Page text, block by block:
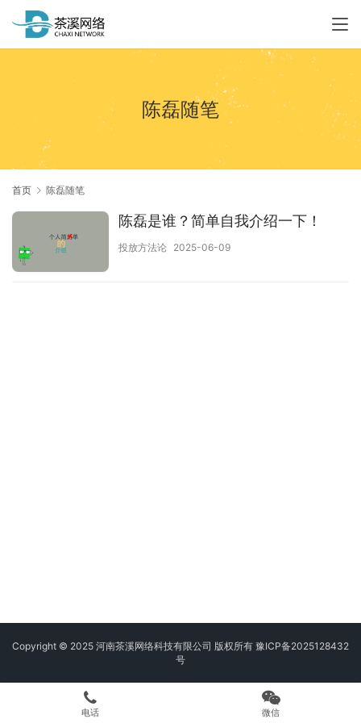
陈磊随笔
首页 陈磊随笔
陈磊是谁？简单自我介绍一下！
投放方法论 2025-06-09
Copyright © 2025 河南茶溪网络科技有限公司 版权所有 豫ICP备2025128432
号
电话 微信